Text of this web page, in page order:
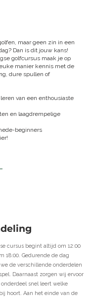
maar geen zin in een
Dan is dit jouw kans!
golfcursus maak je op
manier kennis met de
dure spullen of
van een enthousiaste
en laagdrempelige
beginners
cursus begint altijd om 12:00
18:00. Gedurende de dag
de verschillende onderdelen
Daarnaast zorgen wij ervoor
snel leert welke
hoort. Aan het einde van de